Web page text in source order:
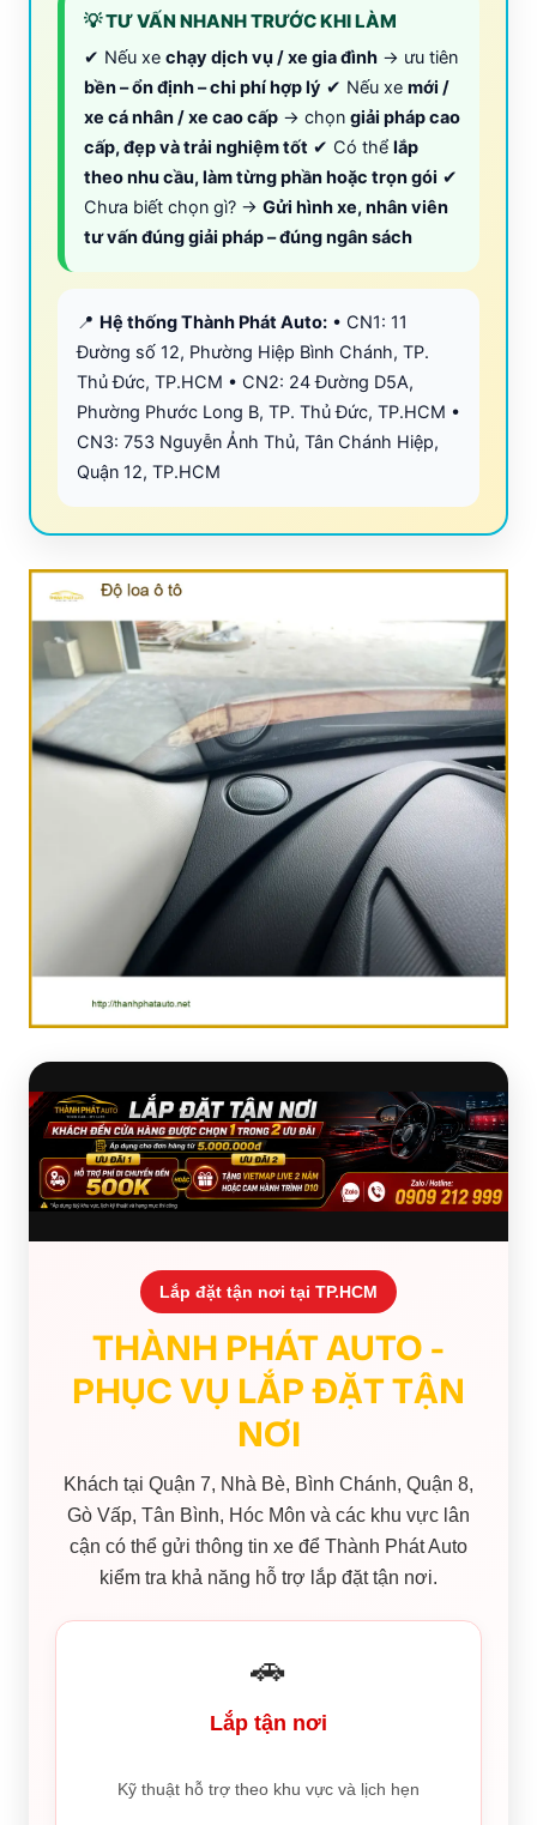
💡 TƯ VẤN NHANH TRƯỚC KHI LÀM
✔ Nếu xe chạy dịch vụ / xe gia đình → ưu tiên
bền – ổn định – chi phí hợp lý ✔ Nếu xe mới /
xe cá nhân / xe cao cấp → chọn giải pháp cao
cấp, đẹp và trải nghiệm tốt ✔ Có thể lắp
theo nhu cầu, làm từng phần hoặc trọn gói ✔
Chưa biết chọn gì? → Gửi hình xe, nhân viên
tư vấn đúng giải pháp – đúng ngân sách
📍 Hệ thống Thành Phát Auto: • CN1: 11
Đường số 12, Phường Hiệp Bình Chánh, TP.
Thủ Đức, TP.HCM • CN2: 24 Đường D5A,
Phường Phước Long B, TP. Thủ Đức, TP.HCM •
CN3: 753 Nguyễn Ảnh Thủ, Tân Chánh Hiệp,
Quận 12, TP.HCM
Lắp đặt tận nơi tại TP.HCM
THÀNH PHÁT AUTO -
PHỤC VỤ LẮP ĐẶT TẬN
NƠI
Khách tại Quận 7, Nhà Bè, Bình Chánh, Quận 8,
Gò Vấp, Tân Bình, Hóc Môn và các khu vực lân
cận có thể gửi thông tin xe để Thành Phát Auto
kiểm tra khả năng hỗ trợ lắp đặt tận nơi.
🚗
Lắp tận nơi
Kỹ thuật hỗ trợ theo khu vực và lịch hẹn